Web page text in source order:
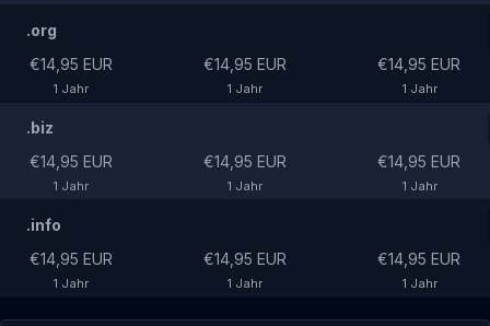
.org
€14,95 EUR
1 Jahr
€14,95 EUR
1 Jahr
€14,95 EUR
1 Jahr
.biz
€14,95 EUR
1 Jahr
€14,95 EUR
1 Jahr
€14,95 EUR
1 Jahr
.info
€14,95 EUR
1 Jahr
€14,95 EUR
1 Jahr
€14,95 EUR
1 Jahr